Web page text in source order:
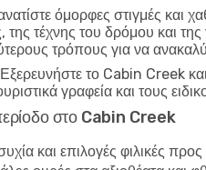
όμορφες στιγμές και
της τέχνης του δρόμου και
τρόπους για να
Εξερευνήστε το Cabin Creek
γραφεία και τους
στο Cabin Creek
και επιλογές φιλικές